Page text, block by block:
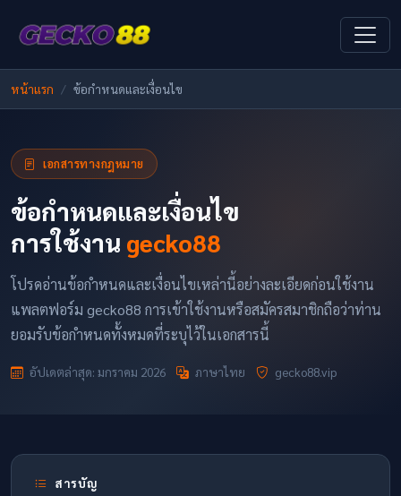
หน้าแรก ข้อกำหนดและเงื่อนไข
เอกสารทางกฎหมาย
ข้อกำหนดและเงื่อนไข
การใช้งาน gecko88
โปรดอ่านข้อกำหนดและเงื่อนไขเหล่านี้อย่างละเอียดก่อนใช้งาน
แพลตฟอร์ม gecko88 การเข้าใช้งานหรือสมัครสมาชิกถือว่าท่าน
ยอมรับข้อกำหนดทั้งหมดที่ระบุไว้ในเอกสารนี้
อัปเดตล่าสุด: มกราคม 2026 ภาษาไทย gecko88.vip
สารบัญ